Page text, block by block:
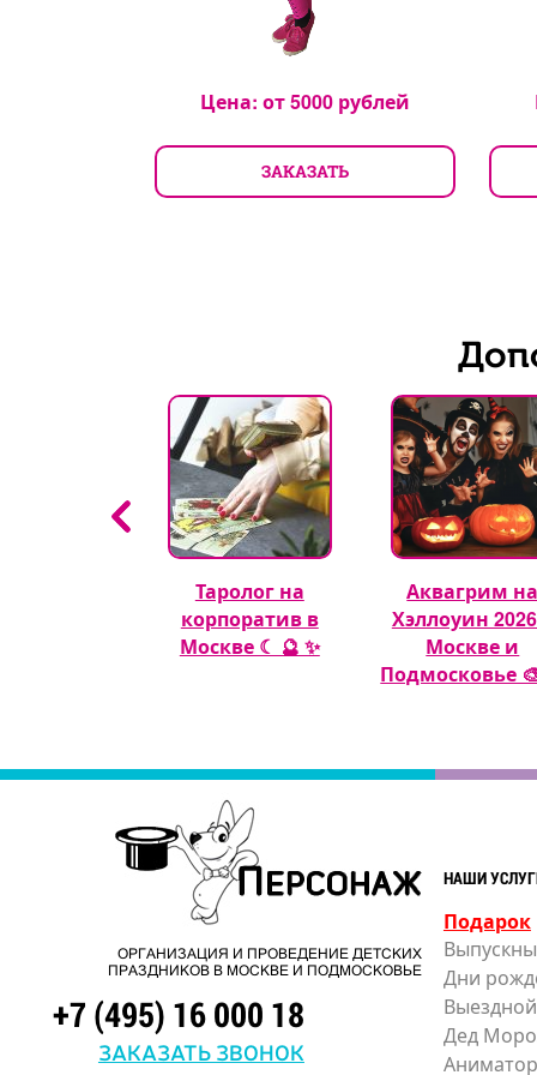
Цена: от5000 рублей
ЗАКАЗАТЬ
Таролог на
корпоратив в
Москве ☾ 🔮 ✨
Аквагрим на
Хэллоуин
Москве и
Подмосковье
ОРГАНИЗАЦИЯ И ПРОВЕДЕНИЕ ДЕТСКИХ
ПРАЗДНИКОВ В МОСКВЕ И ПОДМОСКОВЬЕ
+7 (495) 16 000 18
ЗАКАЗАТЬ ЗВОНОК
НАШИ
Подарок
Дни
Дед